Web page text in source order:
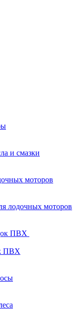
и смазки
моторов
лодочных моторов
ПВХ
ПВХ